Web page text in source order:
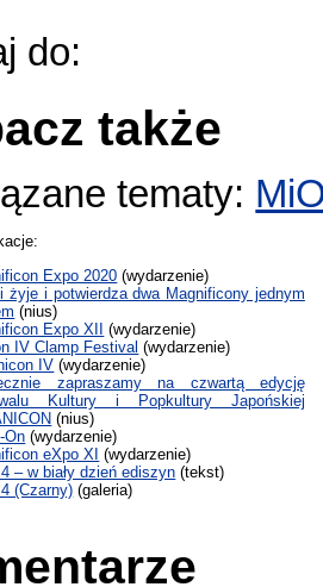
do:
także
tematy:
Expo 2020 (wydarzenie)
żyje i potwierdza dwa Magnificony jednym
(nius)
Expo XII (wydarzenie)
IV Clamp Festival (wydarzenie)
IV (wydarzenie)
zapraszamy na czwartą edycję
Kultury i Popkultury Japońskiej
(nius)
On (wydarzenie)
eXpo XI (wydarzenie)
– w biały dzień ediszyn (tekst)
(Czarny) (galeria)